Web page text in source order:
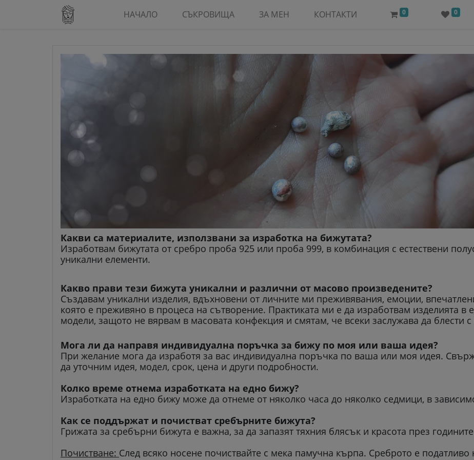
НАЧАЛО СЪКРОВИЩА ЗА МЕН КОНТАКТИ 0 0
Какви са материалите, използвани за изработка на бижутата?
Изработвам бижутата от сребро проба 925 или проба 999, в комбинация с естествени
уникални елементи.
Какво прави тези бижута уникални и различни от масово произведените?
Създавам уникални изделия, вдъхновени от личните ми преживявания, емоции,
която е преживяно в процеса на сътворение. Практиката ми е да изработвам изделията
модели, защото не вярвам в масовата конфекция и смятам, че всеки заслужава да блести
Мога ли да направя индивидуална поръчка за бижу по моя или ваша идея?
При желание мога да изработя за вас индивидуална поръчка по ваша или моя идея.
да уточним идея, модел, срок, цена и други подробности.
Колко време отнема изработката на едно бижу?
Изработката на едно бижу може да отнеме от няколко часа до няколко седмици, в
Как се поддържат и почистват сребърните бижута?
Грижата за сребърни бижута е важна, за да запазят тяхния блясък и красота през
Почистване: След всяко носене почиствайте с мека памучна кърпа. Среброто е податливо